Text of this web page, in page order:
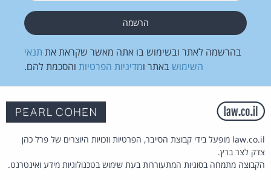
בהרשמה לאתר ובשימוש בו אתה מאשר שקראת את תנאי
השימוש באתר ומדיניות הפרטיות והסכמת להם.
law.co.il מופעל בידי קבוצת הסייבר, הפרטיות וזכויות היוצרים של פרל כהן
צדק לצר ברץ.
הקבוצה מתמחה בסוגיות המתעוררות בעת שימוש בטכנולוגיות מידע ואינטרנט.